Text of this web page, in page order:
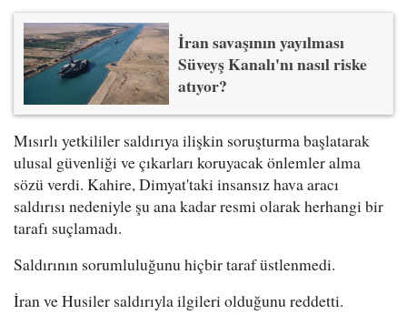
İran savaşının yayılması
Süveyş Kanalı'nı nasıl riske
atıyor?
Mısırlı yetkililer saldırıya ilişkin soruşturma başlatarak
ulusal güvenliği ve çıkarları koruyacak önlemler alma
sözü verdi. Kahire, Dimyat'taki insansız hava aracı
saldırısı nedeniyle şu ana kadar resmi olarak herhangi bir
tarafı suçlamadı.
Saldırının sorumluluğunu hiçbir taraf üstlenmedi.
İran ve Husiler saldırıyla ilgileri olduğunu reddetti.